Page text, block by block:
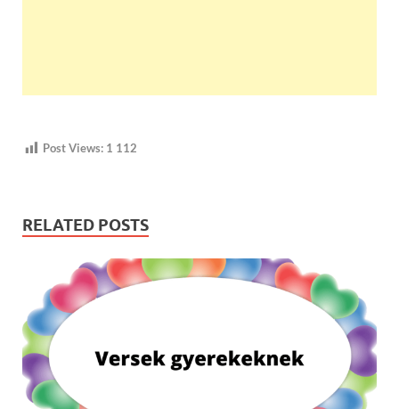
Post Views: 1 112
RELATED POSTS